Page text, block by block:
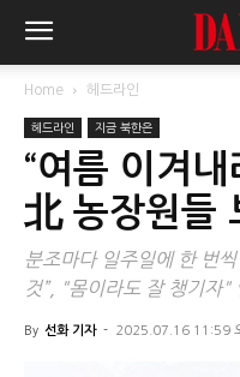
Home 헤드라인
헤드라인 지금 북한은
“여름 이겨
北 농장원들
분조마다 일주일에 한 번
것”, "몸이라도 잘 챙기자"
By 선화 기자 - 2025.07.16 11:59